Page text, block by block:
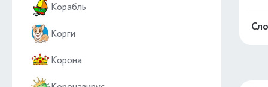
Корабль
Корги
Корона